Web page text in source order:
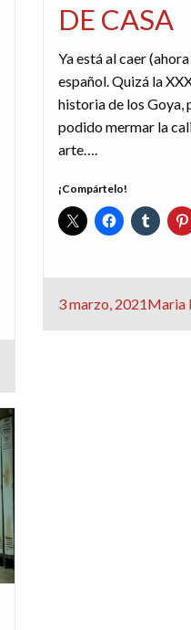
DE CASA
Ya está al caer
español. Quizá la
historia de los Goya,
podido mermar la
arte….
¡Compártelo!
Publicado
3 marzo, 2021Maria